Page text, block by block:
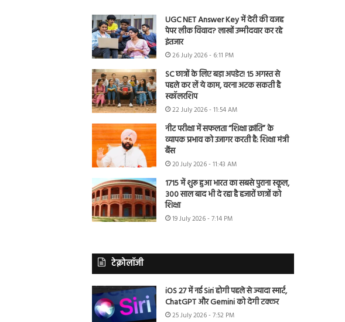
UGC NET Answer Key में देरी की वजह
पेपर लीक विवाद? लाखों उम्मीदवार कर रहे
इंतजार
26 July 2026 - 6:11 PM
SC छात्रों के लिए बड़ा अपडेट! 15 अगस्त से
पहले कर लें ये काम, वरना अटक सकती है
स्कॉलरशिप
22 July 2026 - 11:54 AM
नीट परीक्षा में सफलता “शिक्षा क्रांति” के
व्यापक प्रभाव को उजागर करती है: शिक्षा मंत्री
बैंस
20 July 2026 - 11:43 AM
1715 में शुरू हुआ भारत का सबसे पुराना स्कूल,
300 साल बाद भी दे रहा है हजारों छात्रों को
शिक्षा
19 July 2026 - 7:14 PM
टेक्नोलॉजी
iOS 27 में नई Siri होगी पहले से ज्यादा स्मार्ट,
ChatGPT और Gemini को देगी टक्कर
25 July 2026 - 7:52 PM